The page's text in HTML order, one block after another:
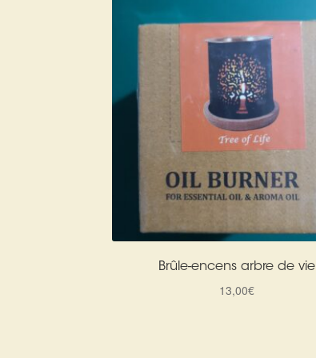
Brûle-encens arbre de vie
13,00€